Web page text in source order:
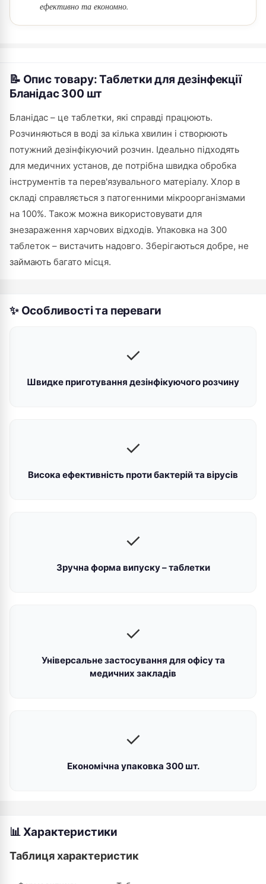
ефективно та економно.
📝 Опис товару: Таблетки для дезінфекції
Бланідас 300 шт
Бланідас – це таблетки, які справді працюють.
Розчиняються в воді за кілька хвилин і створюють
потужний дезінфікуючий розчин. Ідеально підходять
для медичних установ, де потрібна швидка обробка
інструментів та перев'язувального матеріалу. Хлор в
складі справляється з патогенними мікроорганізмами
на 100%. Також можна використовувати для
знезараження харчових відходів. Упаковка на 300
таблеток – вистачить надовго. Зберігаються добре, не
займають багато місця.
✨ Особливості та переваги
✓
Швидке приготування дезінфікуючого розчину
✓
Висока ефективність проти бактерій та вірусів
✓
Зручна форма випуску – таблетки
✓
Універсальне застосування для офісу та
медичних закладів
✓
Економічна упаковка 300 шт.
📊 Характеристики
Таблиця характеристик